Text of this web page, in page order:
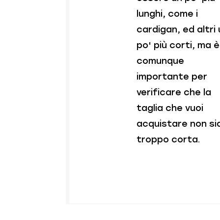
lunghi, come i
cardigan, ed altri
po' più corti, ma è
comunque
importante per
verificare che la
taglia che vuoi
acquistare non
troppo corta.